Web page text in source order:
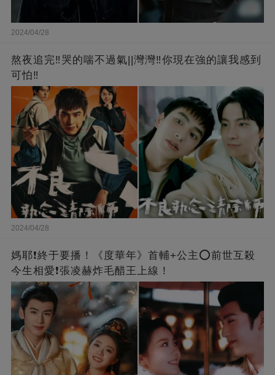
2024/04/28
熬夜追完‼️哭的喘不過氣||灣灣‼️你現在強的讓我感到
可怕‼️
2024/04/28
媽耶❗️終于要播！《度華年》首輔+公主⭕前世互殺
今生相愛❗張凌赫炸毛醋王上線！